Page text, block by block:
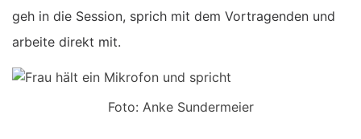
geh in die Session, sprich mit dem Vortragenden und
arbeite direkt mit.
Foto: Anke Sundermeier